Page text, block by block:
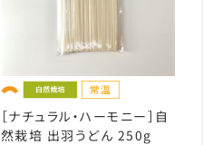
［ナチュラル・ハーモニー］自
然栽培 出羽うどん 250g